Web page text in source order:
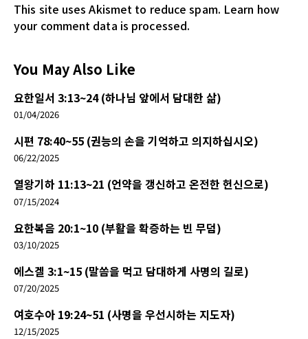
This site uses Akismet to reduce spam. Learn how
your comment data is processed.
You May Also Like
요한일서 3:13~24 (하나님 앞에서 담대한 삶)
01/04/2026
시편 78:40~55 (권능의 손을 기억하고 의지하십시오)
06/22/2025
열왕기하 11:13~21 (언약을 갱신하고 온전한 헌신으로)
07/15/2024
요한복음 20:1~10 (부활을 확증하는 빈 무덤)
03/10/2025
에스겔 3:1~15 (말씀을 먹고 담대하게 사명의 길로)
07/20/2025
여호수아 19:24~51 (사명을 우선시하는 지도자)
12/15/2025